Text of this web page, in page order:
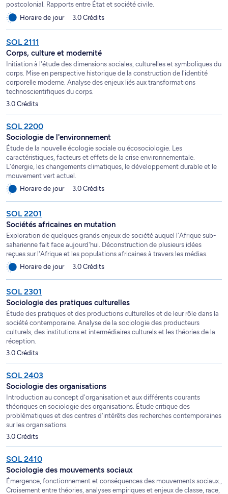
postcolonial. Rapports entre État et société civile.
Horaire de jour
3.0 Crédits
SOL 2111
Corps, culture et modernité
Initiation à l'étude des dimensions sociales, culturelles et symboliques du
corps. Mise en perspective historique de la construction de l'identité
corporelle moderne. Analyse des enjeux liés aux transformations
technoscientifiques du corps.
3.0 Crédits
SOL 2200
Sociologie de l'environnement
Étude de la nouvelle écologie sociale ou écosociologie. Les
caractéristiques, facteurs et effets de la crise environnementale.
L'énergie, les changements climatiques, le développement durable et le
mouvement vert actuel.
Horaire de jour
3.0 Crédits
SOL 2201
Sociétés africaines en mutation
Exploration de quelques grands enjeux de société auquel l'Afrique sub-
saharienne fait face aujourd'hui. Déconstruction de plusieurs idées
reçues sur l'Afrique et les populations africaines à travers les médias.
Horaire de jour
3.0 Crédits
SOL 2301
Sociologie des pratiques culturelles
Étude des pratiques et des productions culturelles et de leur rôle dans la
société contemporaine. Analyse de la sociologie des producteurs
culturels, des institutions et intermédiaires culturels et les théories de la
réception.
3.0 Crédits
SOL 2403
Sociologie des organisations
Introduction au concept d'organisation et aux différents courants
théoriques en sociologie des organisations. Étude critique des
problématiques et des centres d'intérêts des recherches contemporaines
sur les organisations.
3.0 Crédits
SOL 2410
Sociologie des mouvements sociaux
Émergence, fonctionnement et conséquences des mouvements sociaux.,
Croisement entre théories, analyses empiriques et enjeux de classe, race,